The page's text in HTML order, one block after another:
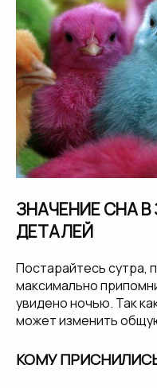
ЗНАЧЕНИЕ СНА
ДЕТАЛЕЙ
Постарайтесь сутра,
максимально
увидено ночью. Так
может изменить
КОМУ